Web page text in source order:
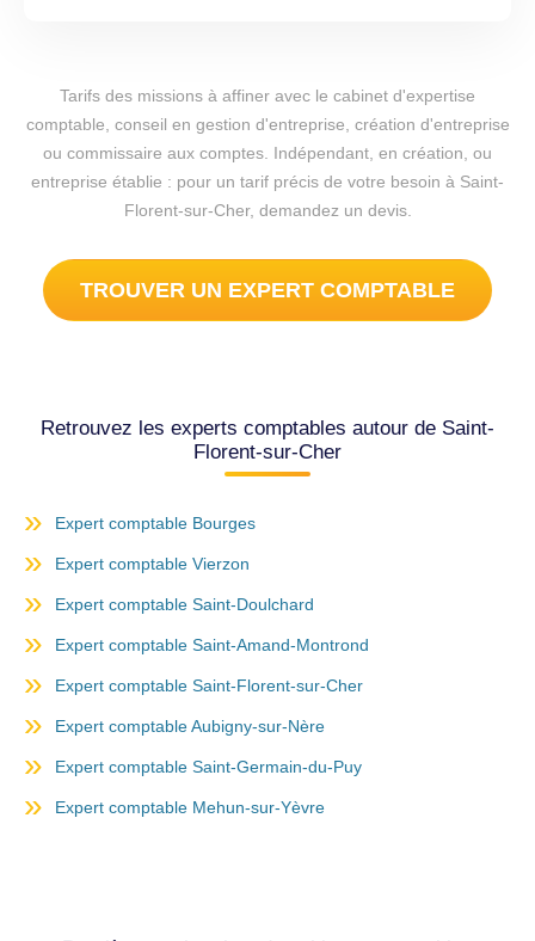
Tarifs des missions à affiner avec le cabinet d'expertise
comptable, conseil en gestion d'entreprise, création d'entreprise
ou commissaire aux comptes. Indépendant, en création, ou
entreprise établie : pour un tarif précis de votre besoin à Saint-
Florent-sur-Cher, demandez un devis.
TROUVER UN EXPERT COMPTABLE
Retrouvez les experts comptables autour de Saint-
Florent-sur-Cher
Expert comptable Bourges
Expert comptable Vierzon
Expert comptable Saint-Doulchard
Expert comptable Saint-Amand-Montrond
Expert comptable Saint-Florent-sur-Cher
Expert comptable Aubigny-sur-Nère
Expert comptable Saint-Germain-du-Puy
Expert comptable Mehun-sur-Yèvre